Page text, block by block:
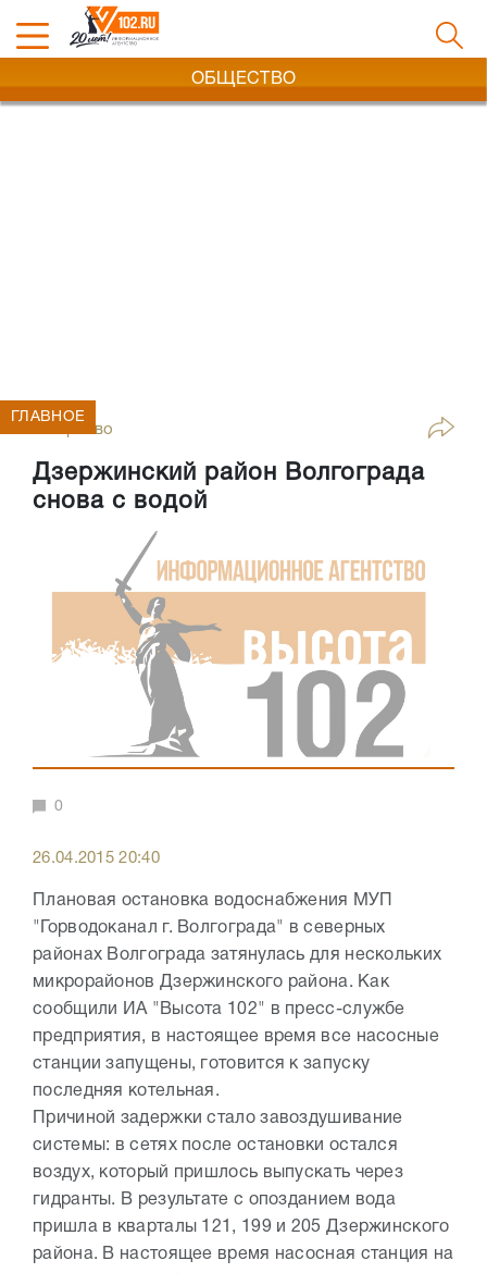
ОБЩЕСТВО
Общество
Дзержинский район Волгограда
снова с водой
ГЛАВНОЕ
0
26.04.2015 20:40
Плановая остановка водоснабжения МУП
"Горводоканал г. Волгограда" в северных
районах Волгограда затянулась для нескольких
микрорайонов Дзержинского района. Как
сообщили ИА "Высота 102" в пресс-службе
предприятия, в настоящее время все насосные
станции запущены, готовится к запуску
последняя котельная.
Причиной задержки стало завоздушивание
системы: в сетях после остановки остался
воздух, который пришлось выпускать через
гидранты. В результате с опозданием вода
пришла в кварталы 121, 199 и 205 Дзержинского
района. В настоящее время насосная станция на